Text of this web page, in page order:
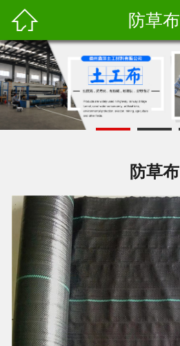
 防草布
防草布